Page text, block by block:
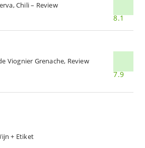
Chili – Review
8.1
Viognier Grenache, Review
7.9
+ Etiket